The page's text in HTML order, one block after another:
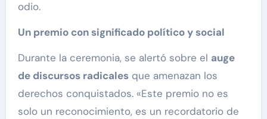
odio.
Un premio con significado político y social
Durante la ceremonia, se alertó sobre el auge
de discursos radicalesque amenazan los
derechos conquistados. «Este premio no es
solo un reconocimiento, es un recordatorio de